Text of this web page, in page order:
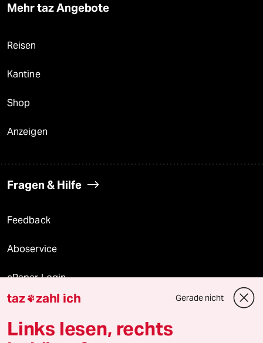
Mehr taz Angebote
Reisen
Kantine
Shop
Anzeigen
Fragen & Hilfe
Feedback
Aboservice
ePaper Login
Downloads für Abonnierende
taz zahl ich Gerade nicht
Links lesen, rechts